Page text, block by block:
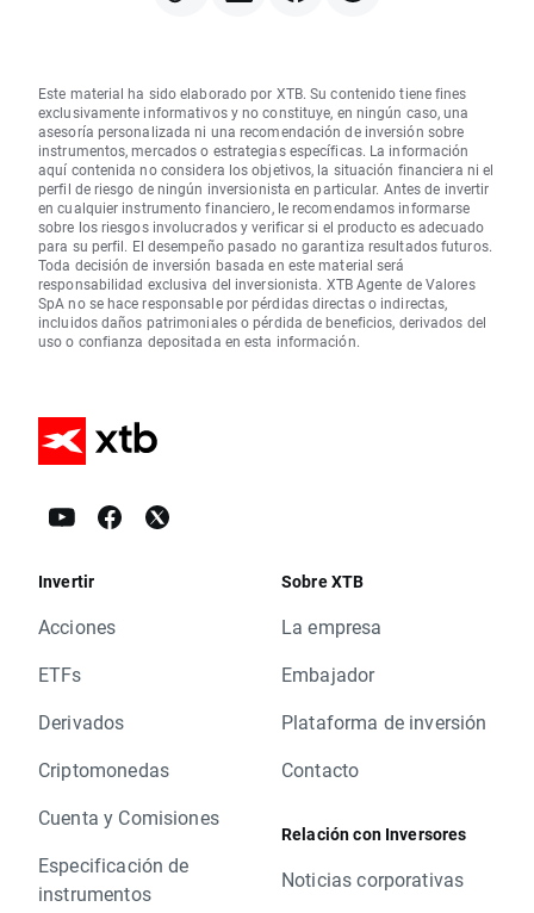
Este material ha sido elaborado por XTB. Su contenido tiene fines
exclusivamente informativos y no constituye, en ningún caso, una
asesoría personalizada ni una recomendación de inversión sobre
instrumentos, mercados o estrategias específicas. La información
aquí contenida no considera los objetivos, la situación financiera ni el
perfil de riesgo de ningún inversionista en particular. Antes de invertir
en cualquier instrumento financiero, le recomendamos informarse
sobre los riesgos involucrados y verificar si el producto es adecuado
para su perfil. El desempeño pasado no garantiza resultados futuros.
Toda decisión de inversión basada en este material será
responsabilidad exclusiva del inversionista. XTB Agente de Valores
SpA no se hace responsable por pérdidas directas o indirectas,
incluidos daños patrimoniales o pérdida de beneficios, derivados del
uso o confianza depositada en esta información.
Invertir
Acciones
ETFs
Derivados
Criptomonedas
Cuenta y Comisiones
Especificación de
instrumentos
Sobre XTB
La empresa
Embajador
Plataforma de inversión
Contacto
Relación con Inversores
Noticias corporativas